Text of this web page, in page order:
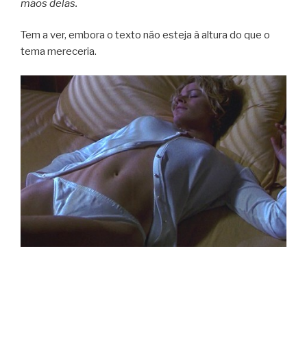
mãos delas.
Tem a ver, embora o texto não esteja à altura do que o
tema mereceria.